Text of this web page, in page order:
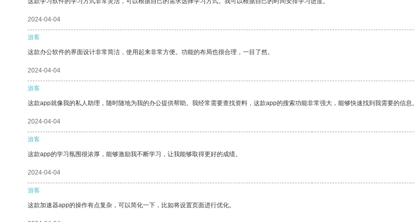
2024-04-04
游客
这款办公软件的界面设计非常简洁，使用起来非常方便。功能的布局也很合理，一目了然。
2024-04-04
游客
这款app就像我的私人助理，随时随地为我的办公提供帮助。我经常需要查找资料，这款app的搜索功能非常强大，能够快速找到我需要的信息。
2024-04-04
游客
这款app的学习氛围很浓厚，能够激励我不断学习，让我能够取得更好的成绩。
2024-04-04
游客
这款加速器app的操作有点复杂，可以简化一下，比如将设置页面进行优化。